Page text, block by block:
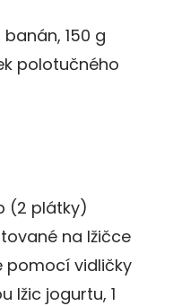
banán, 150 g
polotučného
(2 plátky)
na lžičce
pomocí vidličky
lžic jogurtu, 1